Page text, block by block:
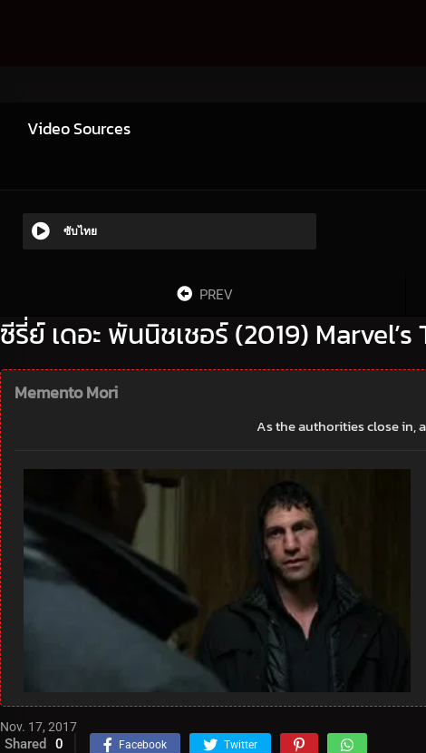
Video Sources
ซับไทย
PREV
ซีรี่ย์ เดอะ พันนิชเชอร์ (2019) Marvel’s
Memento Mori
As the authorities close in,
Nov. 17, 2017
Shared 0 Facebook Twitter